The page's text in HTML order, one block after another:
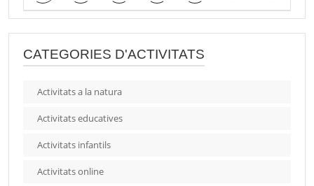
CATEGORIES D'ACTIVITATS
Activitats a la natura
Activitats educatives
Activitats infantils
Activitats online